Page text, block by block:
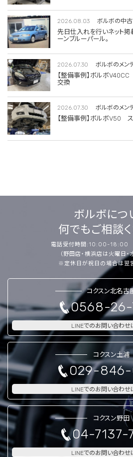
2026.08.03 ボルボの中
先日仕入れを行いネット掲
ーンブルーパール。
2026.07.30 ボルボのメン
【整備事例】ボルボ
交換
2026.07.30 ボルボのメン
【整備事例】ボルボV50
ボルボにつ
何でもご相談
電話受付時間:10:00-18:00
（野田店・横浜店は火曜日・
※定休日が祝日の場合は翌
コクスン北名古
0568-26-
LINEでのお問い合わせ
コクスン土浦
029-846-
LINEでのお問い合わせ
コクスン野田
04-7137-
LINEでのお問い合わせ